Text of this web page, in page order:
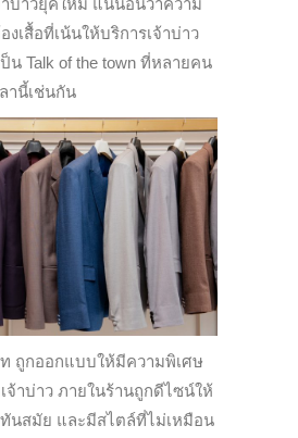
าบ่าวยุคใหม่ แน่นอนว่าความ
เสื้อที่เน้นให้บริการเจ้าบ่าว
น Talk of the town ที่หลายคน
านี้เช่นกัน
ท ถูกออกแบบให้มีความพิเศษ
จ้าบ่าว ภายในร้านถูกดีไซน์ให้
นสมัย และมีสไตล์ที่ไม่เหมือน